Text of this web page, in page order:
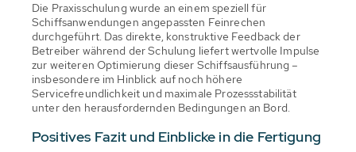
Die Praxisschulung wurde an einem speziell für
Schiffsanwendungen angepassten Feinrechen
durchgeführt. Das direkte, konstruktive Feedback der
Betreiber während der Schulung liefert wertvolle Impulse
zur weiteren Optimierung dieser Schiffsausführung –
insbesondere im Hinblick auf noch höhere
Servicefreundlichkeit und maximale Prozessstabilität
unter den herausfordernden Bedingungen an Bord.
Positives Fazit und Einblicke in die Fertigung